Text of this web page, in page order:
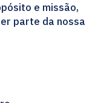
e missão,
parte da nossa